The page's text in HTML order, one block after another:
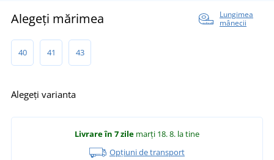
Alegeți mărimea
Lungimea
mânecii
40 41 43
Alegeți varianta
Livrare în 7 zile marți 18. 8. la tine
Opțiuni de transport